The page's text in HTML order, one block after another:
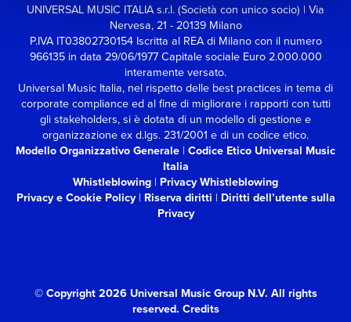
UNIVERSAL MUSIC ITALIA s.r.l. (Società con unico socio) | Via
Nervesa, 21 - 20139 Milano
P.IVA IT03802730154 Iscritta al REA di Milano con il numero
966135 in data 29/06/1977 Capitale sociale Euro 2.000.000
interamente versato.
Universal Music Italia, nel rispetto delle best practices in tema di
corporate compliance ed al fine di migliorare i rapporti con tutti
gli stakeholders, si è dotata di un modello di gestione e
organizzazione ex d.lgs. 231/2001 e di un codice etico.
Modello Organizzativo Generale | Codice Etico Universal Music
Italia
Whistleblowing | Privacy Whistleblowing
Privacy e Cookie Policy| Riserva diritti | Diritti dell’utente sulla
Privacy
© Copyright 2026 Universal Music Group N.V. All rights
reserved. Credits